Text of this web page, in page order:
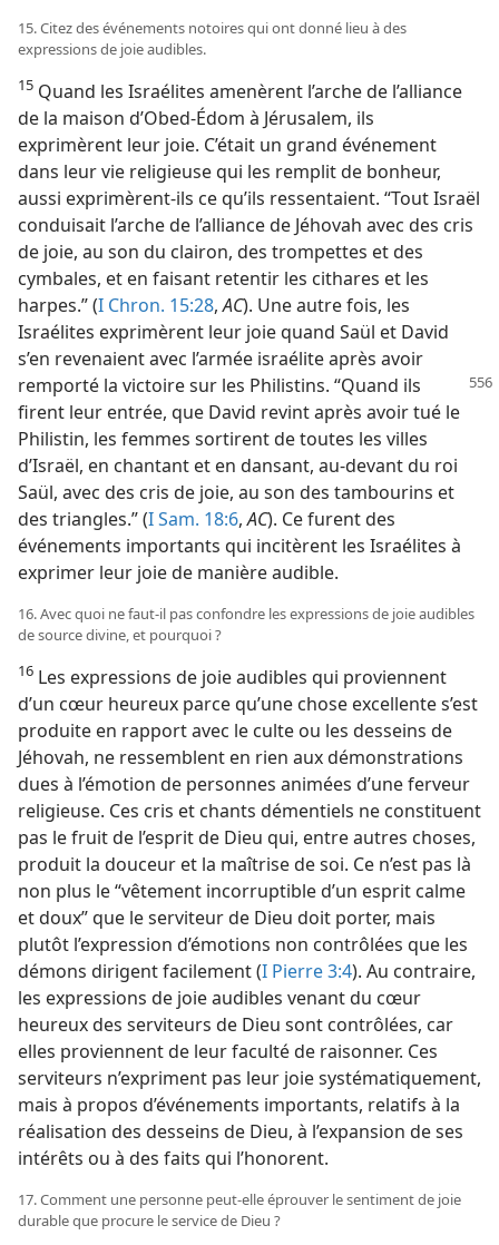
15. Citez des événements notoires qui ont donné lieu à des
expressions de joie audibles.
15 Quand les Israélites amenèrent l’arche de l’alliance
de la maison d’Obed-Édom à Jérusalem, ils
exprimèrent leur joie. C’était un grand événement
dans leur vie religieuse qui les remplit de bonheur,
aussi exprimèrent-​ils ce qu’ils ressentaient. “Tout Israël
conduisait l’arche de l’alliance de Jéhovah avec des cris
de joie, au son du clairon, des trompettes et des
cymbales, et en faisant retentir les cithares et les
harpes.” (I Chron. 15:28,AC). Une autre fois, les
Israélites exprimèrent leur joie quand Saül et David
s’en revenaient avec l’armée israélite après avoir
remporté la victoire sur les Philistins. “Quand ils
firent leur entrée, que David revint après avoir tué le
Philistin, les femmes sortirent de toutes les villes
d’Israël, en chantant et en dansant, au-devant du roi
Saül, avec des cris de joie, au son des tambourins et
des triangles.” (I Sam. 18:6,AC). Ce furent des
événements importants qui incitèrent les Israélites à
exprimer leur joie de manière audible.
16. Avec quoi ne faut-​il pas confondre les expressions de joie audibles
de source divine, et pourquoi ?
16 Les expressions de joie audibles qui proviennent
d’un cœur heureux parce qu’une chose excellente s’est
produite en rapport avec le culte ou les desseins de
Jéhovah, ne ressemblent en rien aux démonstrations
dues à l’émotion de personnes animées d’une ferveur
religieuse. Ces cris et chants démentiels ne constituent
pas le fruit de l’esprit de Dieu qui, entre autres choses,
produit la douceur et la maîtrise de soi. Ce n’est pas là
non plus le “vêtement incorruptible d’un esprit calme
et doux” que le serviteur de Dieu doit porter, mais
plutôt l’expression d’émotions non contrôlées que les
démons dirigent facilement (I Pierre 3:4). Au contraire,
les expressions de joie audibles venant du cœur
heureux des serviteurs de Dieu sont contrôlées, car
elles proviennent de leur faculté de raisonner. Ces
serviteurs n’expriment pas leur joie systématiquement,
mais à propos d’événements importants, relatifs à la
réalisation des desseins de Dieu, à l’expansion de ses
intérêts ou à des faits qui l’honorent.
17. Comment une personne peut-​elle éprouver le sentiment de joie
durable que procure le service de Dieu ?